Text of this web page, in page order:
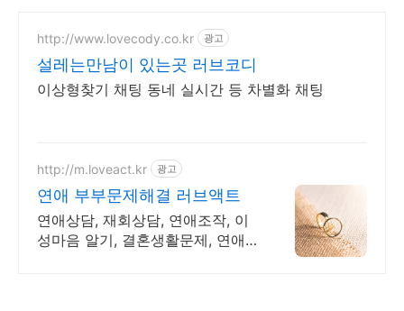
http://www.lovecody.co.kr 광고
설레는만남이 있는곳 러브코디
이상형찾기 채팅 동네 실시간 등 차별화 채팅
http://m.loveact.kr 광고
연애 부부문제해결 러브액트
연애상담, 재회상담, 연애조작, 이
성마음 알기, 결혼생활문제, 연애